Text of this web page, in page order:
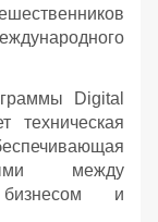
Digital
техническая
между
бизнесом и